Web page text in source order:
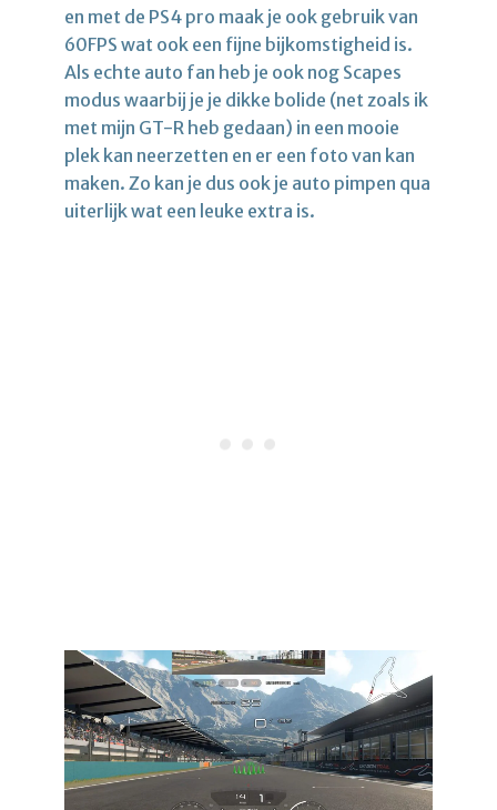
en met de PS4 pro maak je ook gebruik van
60FPS wat ook een fijne bijkomstigheid is.
Als echte auto fan heb je ook nog Scapes
modus waarbij je je dikke bolide (net zoals ik
met mijn GT-R heb gedaan) in een mooie
plek kan neerzetten en er een foto van kan
maken. Zo kan je dus ook je auto pimpen qua
uiterlijk wat een leuke extra is.